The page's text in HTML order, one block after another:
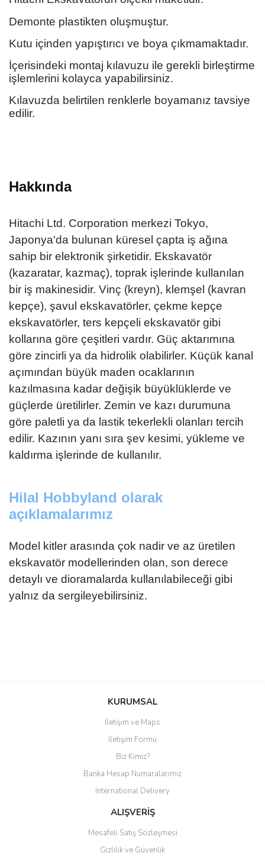
Demonte plastikten oluşmuştur.
Kutu içinden yapıştırıcı ve boya çıkmamaktadır.
İçerisindeki montaj kılavuzu ile gerekli birleştirme
işlemlerini kolayca yapabilirsiniz.
Kılavuzda belirtilen renklerle boyamanız tavsiye
edilir.
Hakkında
Hitachi Ltd. Corporation merkezi Tokyo,
Japonya'da bulunan küresel çapta iş ağına
sahip bir elektronik şirketidir. Ekskavatör
(kazaratar, kazmaç), toprak işlerinde kullanılan
bir iş makinesidir. Vinç (kreyn), klemşel (kavran
kepçe), şavul ekskavatörler, çekme kepçe
ekskavatörler, ters kepçeli ekskavatör gibi
kollarına göre çeşitleri vardır. Güç aktarımına
göre zincirli ya da hidrolik olabilirler. Küçük kanal
açımından büyük maden ocaklarının
kazılmasına kadar değişik büyüklüklerde ve
güçlerde üretilirler. Zemin ve kazı durumuna
göre paletli ya da lastik tekerlekli olanları tercih
edilir. Kazının yanı sıra şev kesimi, yükleme ve
kaldırma işlerinde de kullanılır.
Hilal Hobbyland olarak
açıklamalarımız
Model kitler arasında çok nadir ve az üretilen
ekskavatör modellerinden olan, son derece
detaylı ve dioramalarda kullanılabileceği gibi
yalnız da sergileyebilirsiniz.
Bu ürüne ilk yorumu siz yapın!
Yorum Yaz
KURUMSAL
İletişim ve Maps
İletişim Formu
Biz Kimiz?
Banka Hesap Numaralarımız
International Delivery
ALIŞVERİŞ
Mesafeli Satış Sözleşmesi
Gizlilik ve Güvenlik